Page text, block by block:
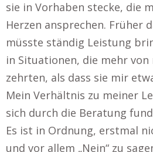
sie in Vorhaben stecke, die
Herzen ansprechen. Früher
müsste ständig Leistung
in Situationen, die mehr von
zehrten, als dass sie mir
Mein Verhältnis zu meiner
sich durch die Beratung
Es ist in Ordnung, erstmal
und vor allem „Nein“ zu